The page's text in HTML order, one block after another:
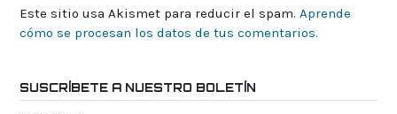
Este sitio usa Akismet para reducir el spam. Aprende
cómo se procesan los datos de tus comentarios.
SUSCRÍBETE A NUESTRO BOLETÍN